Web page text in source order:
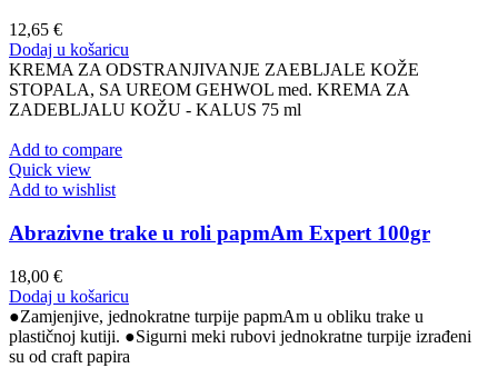
12,65 €
Dodaj u košaricu
KREMA ZA ODSTRANJIVANJE ZAEBLJALE KOŽE
STOPALA, SA UREOM GEHWOL med. KREMA ZA
ZADEBLJALU KOŽU - KALUS 75 ml
Add to compare
Quick view
Add to wishlist
Abrazivne trake u roli papmAm Expert 100gr
18,00 €
Dodaj u košaricu
●Zamjenjive, jednokratne turpije papmAm u obliku trake u
plastičnoj kutiji. ●Sigurni meki rubovi jednokratne turpije izrađeni
su od craft papira